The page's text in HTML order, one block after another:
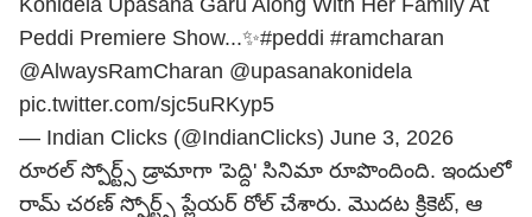
Konidela Upasana Garu Along With Her Family At
Peddi Premiere Show...✨#peddi #ramcharan
@AlwaysRamCharan @upasanakonidela
pic.twitter.com/sjc5uRKyp5
— Indian Clicks (@IndianClicks) June 3, 2026
రూరల్ స్పోర్ట్స్ డ్రామాగా 'పెద్ది' సినిమా రూపొందింది. ఇందులో
రామ్ చరణ్ స్పోర్ట్స్ ప్లేయర్ రోల్ చేశారు. మొదట క్రికెట్, ఆ